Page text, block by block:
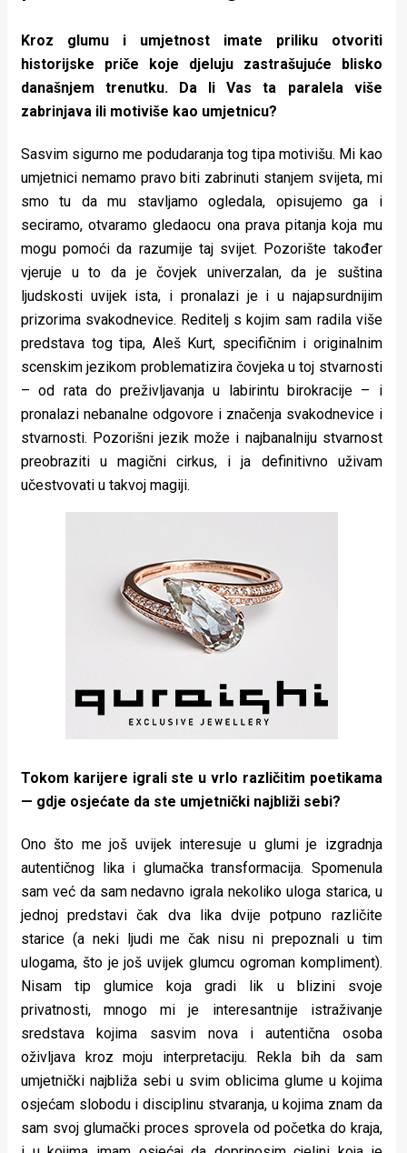
Kroz glumu i umjetnost imate priliku otvoriti
historijske priče koje djeluju zastrašujuće blisko
današnjem trenutku. Da li Vas ta paralela više
zabrinjava ili motiviše kao umjetnicu?
Sasvim sigurno me podudaranja tog tipa motivišu. Mi kao
umjetnici nemamo pravo biti zabrinuti stanjem svijeta, mi
smo tu da mu stavljamo ogledala, opisujemo ga i
seciramo, otvaramo gledaocu ona prava pitanja koja mu
mogu pomoći da razumije taj svijet. Pozorište također
vjeruje u to da je čovjek univerzalan, da je suština
ljudskosti uvijek ista, i pronalazi je i u najapsurdnijim
prizorima svakodnevice. Reditelj s kojim sam radila više
predstava tog tipa, Aleš Kurt, specifičnim i originalnim
scenskim jezikom problematizira čovjeka u toj stvarnosti
– od rata do preživljavanja u labirintu birokracije – i
pronalazi nebanalne odgovore i značenja svakodnevice i
stvarnosti. Pozorišni jezik može i najbanalniju stvarnost
preobraziti u magični cirkus, i ja definitivno uživam
učestvovati u takvoj magiji.
Tokom karijere igrali ste u vrlo različitim poetikama
— gdje osjećate da ste umjetnički najbliži sebi?
Ono što me još uvijek interesuje u glumi je izgradnja
autentičnog lika i glumačka transformacija. Spomenula
sam već da sam nedavno igrala nekoliko uloga starica, u
jednoj predstavi čak dva lika dvije potpuno različite
starice (a neki ljudi me čak nisu ni prepoznali u tim
ulogama, što je još uvijek glumcu ogroman kompliment).
Nisam tip glumice koja gradi lik u blizini svoje
privatnosti, mnogo mi je interesantnije istraživanje
sredstava kojima sasvim nova i autentična osoba
oživljava kroz moju interpretaciju. Rekla bih da sam
umjetnički najbliža sebi u svim oblicima glume u kojima
osjećam slobodu i disciplinu stvaranja, u kojima znam da
sam svoj glumački proces sprovela od početka do kraja,